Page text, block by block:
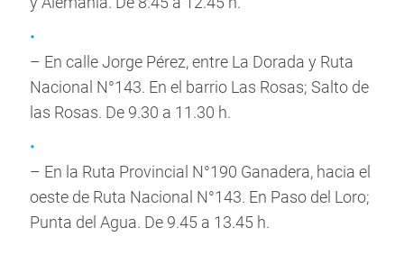
– En calle Jorge Pérez, entre La Dorada y Ruta
Nacional N°143. En el barrio Las Rosas; Salto de
las Rosas. De 9.30 a 11.30 h.
– En la Ruta Provincial N°190 Ganadera, hacia el
oeste de Ruta Nacional N°143. En Paso del Loro;
Punta del Agua. De 9.45 a 13.45 h.